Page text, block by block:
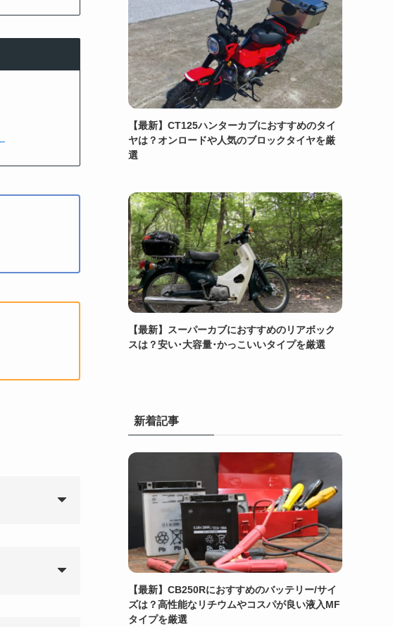
【最新】CT125ハンターカブにおすすめのタイ
ヤは？オンロードや人気のブロックタイヤを厳
選
【最新】スーパーカブにおすすめのリアボック
スは？安い･大容量･かっこいいタイプを厳選
新着記事
【最新】CB250Rにおすすめのバッテリー/サイ
ズは？高性能なリチウムやコスパが良い液入MF
タイプを厳選